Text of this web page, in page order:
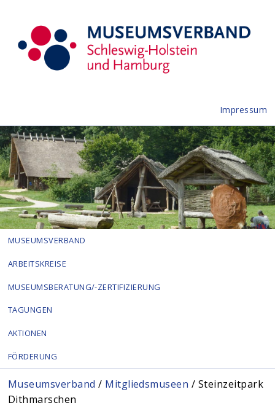
Impressum
MUSEUMSVERBAND
ARBEITSKREISE
MUSEUMSBERATUNG/-ZERTIFIZIERUNG
TAGUNGEN
AKTIONEN
FÖRDERUNG
Sie sind hier
Museumsverband / Mitgliedsmuseen / Steinzeitpark
Dithmarschen